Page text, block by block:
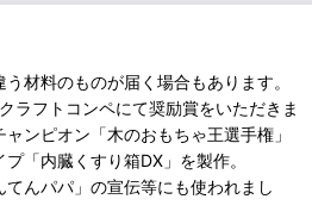
材料のものが届く場合もあります。
ラフトコンペにて奨励賞をいただきま
ンピオン「木のおもちゃ王選手権」
「内臓くすり箱DX」を製作。
んパパ」の宣伝等にも使われまし